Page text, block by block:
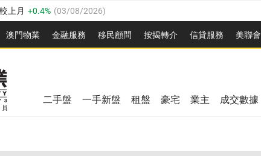
較上月 0.4% (03/08/2026)
較上月 -0.8% (03/08/2026)
較上月 0.3% (03/08/2026)
較上月 ( 03/08/2026
澳門物業 金融服務 移民顧問 按揭轉介 信貸服務 美聯會
較上月
二手盤 一手新盤 租盤 豪宅 業主 成交數據